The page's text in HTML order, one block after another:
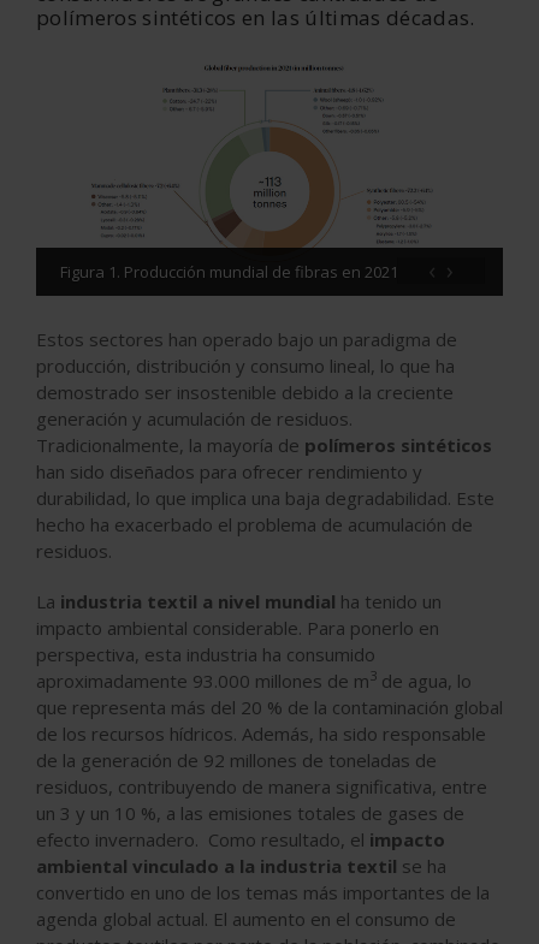
polímeros sintéticos en las últimas décadas.
Figura 1. Producción mundial de fibras en 2021 ‹ ›
Estos sectores han operado bajo un paradigma de
producción, distribución y consumo lineal, lo que ha
demostrado ser insostenible debido a la creciente
generación y acumulación de residuos.
Tradicionalmente, la mayoría de polímeros sintéticos
han sido diseñados para ofrecer rendimiento y
durabilidad, lo que implica una baja degradabilidad. Este
hecho ha exacerbado el problema de acumulación de
residuos.
La industria textil a nivel mundial ha tenido un
impacto ambiental considerable. Para ponerlo en
perspectiva, esta industria ha consumido
aproximadamente 93.000 millones de m 3 de agua, lo
que representa más del 20 % de la contaminación global
de los recursos hídricos. Además, ha sido responsable
de la generación de 92 millones de toneladas de
residuos, contribuyendo de manera significativa, entre
un 3 y un 10 %, a las emisiones totales de gases de
efecto invernadero. Como resultado, el impacto
ambiental vinculado a la industria textil se ha
convertido en uno de los temas más importantes de la
agenda global actual. El aumento en el consumo de